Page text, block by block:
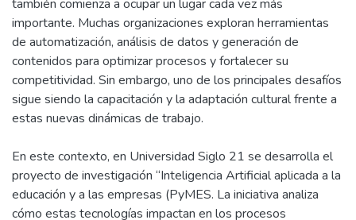
también comienza a ocupar un lugar cada vez más
importante. Muchas organizaciones exploran herramientas
de automatización, análisis de datos y generación de
contenidos para optimizar procesos y fortalecer su
competitividad. Sin embargo, uno de los principales desafíos
sigue siendo la capacitación y la adaptación cultural frente a
estas nuevas dinámicas de trabajo.
En este contexto, en Universidad Siglo 21 se desarrolla el
proyecto de investigación “Inteligencia Artificial aplicada a la
educación y a las empresas (PyMES. La iniciativa analiza
cómo estas tecnologías impactan en los procesos